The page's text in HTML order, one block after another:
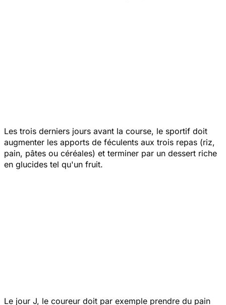
Les trois derniers jours avant la course, le sportif doit
augmenter les apports de féculents aux trois repas (riz,
pain, pâtes ou céréales) et terminer par un dessert riche
en glucides tel qu'un fruit.
Le jour J, le coureur doit par exemple prendre du pain